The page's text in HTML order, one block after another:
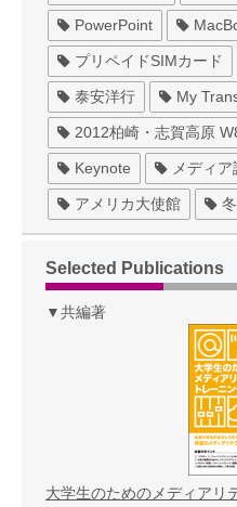
PowerPoint
プリペイドSIMカード
泰安洋行 My
2012柏崎・志賀高原
Keynote メディア
アメリカ大使館
Selected Publications
▼共編著
大学生のためのメディアリ